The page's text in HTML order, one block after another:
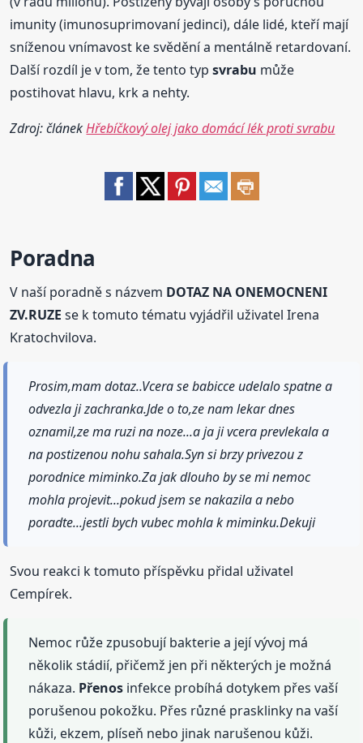
imunity (imunosuprimovaní jedinci), dále lidé, kteří mají
sníženou vnímavost ke svědění a mentálně retardovaní.
Další rozdíl je v tom, že tento typsvrabu může
postihovat hlavu, krk a nehty.
Zdroj: článekHřebíčkový olej jako domácí lék proti svrabu
Poradna
V naší poradně s názvem DOTAZ NA ONEMOCNENI
ZV.RUZE se k tomuto tématu vyjádřil uživatel Irena
Kratochvilova.
Prosim,mam dotaz..Vcera se babicce udelalo spatne a
odvezla ji zachranka.Jde o to,ze nam lekar dnes
oznamil,ze ma ruzi na noze...a ja ji vcera prevlekala a
na postizenou nohu sahala.Syn si brzy privezou z
porodnice miminko.Za jak dlouho by se mi nemoc
mohla projevit...pokud jsem se nakazila a nebo
poradte...jestli bych vubec mohla k miminku.Dekuji
Svou reakci k tomuto příspěvku přidal uživatel
Cempírek.
Nemoc růže zpusobují bakterie a její vývoj má
několik stádií, přičemž jen při některých je možná
nákaza. Přenos infekce probíhá dotykem přes vaší
porušenou pokožku. Přes různé prasklinky na vaší
kůži, ekzem, plíseň nebo jinak narušenou kůži.